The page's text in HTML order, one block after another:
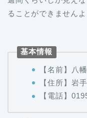
ることができませんよ
【名前】八幡
【住所】岩
【電話】